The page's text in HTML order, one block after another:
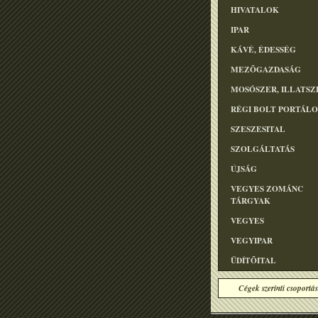
HIVATALOK
IPAR
KÁVÉ, ÉDESSÉG
MEZÕGAZDASÁG
MOSÓSZER,
RÉGI BOLT
SZESZESITAL
SZOLGÁLTATÁS
ÚJSÁG
VEGYES ZOMÁNC
TÁRGYAK
VEGYES
VEGYIPAR
ÜDÍTÕITAL
Cégek szerinti csoportás